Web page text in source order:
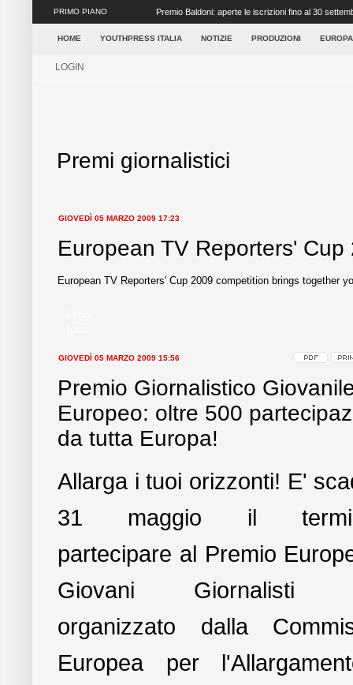
PRIMO PIANO Premio Baldoni: aperte le iscrizioni fino al 30
...
HOME YOUTHPRESS ITALIA NOTIZIE PRODUZIONI
LOGIN
Premi giornalistici
GIOVEDÌ 05 MARZO 2009 17:23
European TV Reporters' Cup
European TV Reporters' Cup 2009 competition brings together
GIOVEDÌ 05 MARZO 2009 15:56
Premio Giornalistico
Europeo: oltre 500
da tutta Europa!
Allarga i tuoi orizzonti! E'
31 maggio il
partecipare al Premio
Giovani Giornalisti
organizzato dalla
Europea per